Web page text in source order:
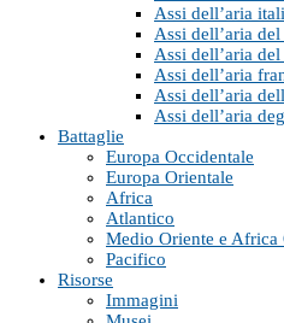
Assi dell’aria
Assi dell’aria
Assi dell’aria
Assi dell’aria
Assi dell’aria
Assi dell’aria
Battaglie
Europa Occidentale
Europa Orientale
Africa
Atlantico
Medio Oriente e Africa
Pacifico
Risorse
Immagini